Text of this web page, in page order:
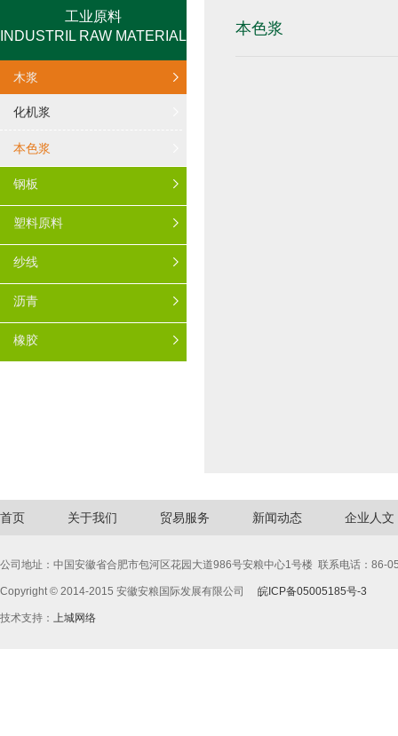
工业原料
INDUSTRIL RAW MATERIAL
木浆
化机浆
本色浆
钢板
塑料原料
纱线
沥青
橡胶
本色浆
首页 关于我们 贸易服务 新闻动态 企业人文
公司地址：中国安徽省合肥市包河区花园大道986号安粮中心1号楼 联系电话：86-
Copyright © 2014-2015 安徽安粮国际发展有限公司 皖ICP备05005185号-3
技术支持： 上城网络